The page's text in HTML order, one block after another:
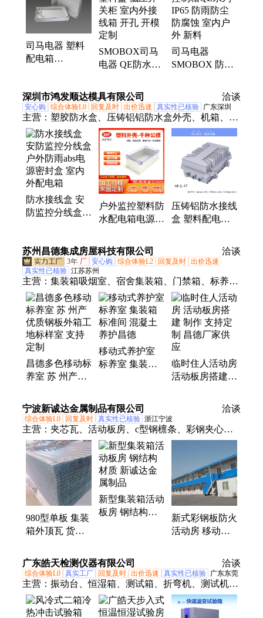
封箱、塑料端子盒、电气密封箱、塑料螺丝接线盒、
塑料按钮盒、透明盖接线盒、聚碳酸酯接线盒、开模
定做接线盒、防雨接线盒
司马电器 塑料
配电箱
开关盒按钮盒
SMOBOX司马
电器 QE防水塑
柜 室内外接线
箱 开孔 开模定
司马电器
SMOBOX 防水
IP65 防雨防尘
防腐蚀 室内户
外 新料
深圳市鸿发顺达模具有限公司 洽谈
安心购 综合体验L0 回复及时 出价迅速 真实性已核验 广东深圳
主营： 塑胶防水盒、压铸铝铝防水盒外壳、机箱、钣
金加工、钣金机柜
防水接线盒 安
防监控分线盒
外配电箱
户外监控塑料防
水配电箱电源接
性好
压铸铝防水接线
盒 塑料配电箱
屏蔽盒 支持定
制
苏州昌德集成房屋科技有限公司 洽谈
3年 厂 安心购 综合体验L2 回复及时 出价迅速
真实性已核验 江苏苏州
主营： 集装箱吸烟室、宿舍集装箱、门禁箱、标养
室、高端办公室、卫生间集装箱、网红集装箱、苹果
箱、移动厕所、拓展箱、网红文旅箱、休息亭、茶水
吸烟间、活动板房
昌德多色移动标
养室 苏 州产优
标样室 支持定
制
移动式养护室
标养室 集装箱
临时住人活动房
活动板房搭建
昌德厂家供应
宁波新诚达金属制品有限公司 洽谈
综合体验L0 回复及时 真实性已核验 浙江宁波
主营： 夹芯瓦、活动板房、c型钢檩条、彩钢夹心
板、金属楼层板、彩钢板围墙、工地活动房、集装箱
活动房、钢结构活动板房、户外活动房、简易工地活
动房、创意集装箱活动房、彩钢活动板房、移动式集
装箱活动房、简易彩钢活动板房、彩钢活动围墙、组
装式集装箱、轻钢活动板房、保温集装箱活动房、钢
结构简易房、保温板
980型单板 集装
箱外顶瓦 货车
新诚达
新型集装箱活动
板房 钢结构材
新式彩钢板防火
活动房 移动式
达 ZL-HDF-002
广东皓天检测仪器有限公司 洽谈
综合体验L0 真实工厂 回复及时 出价迅速 真实性已核验 广东东莞
主营： 振动台、恒湿箱、测试箱、折弯机、测试机、
试验箱、试验机、显示屏、湿热箱、盐雾箱、氙弧
灯、工业烘箱、动力电池、集成电路、手机屏幕、高